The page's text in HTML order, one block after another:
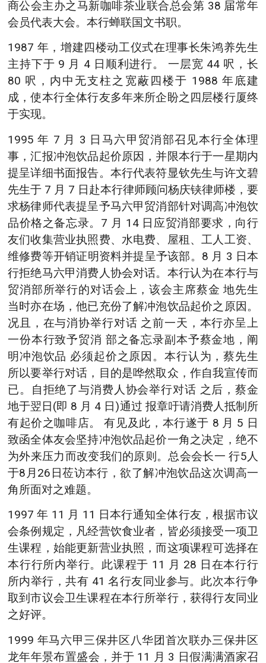
商公会主办之马新咖啡茶业联合总会第 38 届常年
会员代表大会。本行蝉联国文书职。
1987 年，增建四楼动工仪式在理事长朱鸿养先生
主持下于 9 月 4 日顺利进行。 一层宽 44 呎，长
80 呎，内中无支柱之宽蔽四楼于 1988 年底建
成，使本行全体行友多年来所企盼之四层楼行厦终
于实现。
1995 年 7 月 3 日马六甲贸消部召见本行全体理
事，汇报冲泡饮品起价原因，并限本行于一星期内
提呈详细书面报告。本行代表符显钦先生与许文碧
先生于 7 月 7 日赴本行律师顾问杨庆铗律师楼，要
求杨律师代表提呈予马六甲贸消部针对调高冲泡饮
品价格之备忘录。7 月 14 日应贸消部要求，向行
友们收集营业执照费、水电费、屋租、工人工资、
维修费等开销证明资料并提呈予该部。8 月 3 日本
行拒绝马六甲消费人协会对话。本行认为在本行与
贸消部所举行的对话会上，该会主席蔡金 地先生
当时亦在场，他已充份了解冲泡饮品起价之原因。
况且，在与消协举行对话 之前一天，本行亦呈上
一份本行致予贸消 部之备忘录副本予蔡金地，阐
明冲泡饮品 必须起价之原因。本行认为，蔡先生
所以要举行对话，目的是哗然取众，作自我宣传而
已。自拒绝了与消费人协会举行对话 之后，蔡金
地于翌日(即 8 月 4 日)通过 报章吁请消费人抵制所
有起价之咖啡店。 有见及此，本行遂于 8 月 5 日
致函全体友会坚持冲泡饮品起价一角之决定，绝不
为外来压力而改变我们的原则。总会会长一 行5人
于8月26日莅访本行，欲了解冲泡饮品这次调高一
角所面对之难题。
1997 年 11 月 11 日本行通知全体行友，根据市议
会条例规定，凡经营饮食业者，皆必须接受一项卫
生课程，始能更新营业执照，而这项课程可选择在
本行行所内举行。此课程于 11 月 28 日在本行行
所内举行，共有 41 名行友同业参与。此次本行争
取到市议会卫生课程在本行所举行，获得行友同业
之好评。
1999 年马六甲三保井区八华团首次联办三保井区
龙年年景布置盛会，并于 11 月 3 日假满满酒家召